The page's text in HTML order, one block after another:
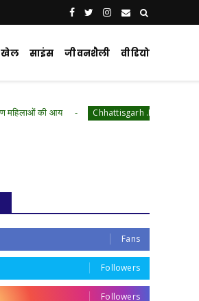
खेल साइंस जीवनशैली वीडियो
Chhattisgarh .Featured ऊर्जा बचत की ओर
Fans
Followers
Followers